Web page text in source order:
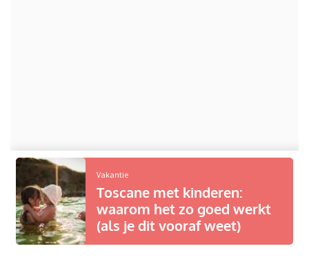
Vakantie
Toscane met kinderen:
waarom het zo goed werkt
(als je dit vooraf weet)